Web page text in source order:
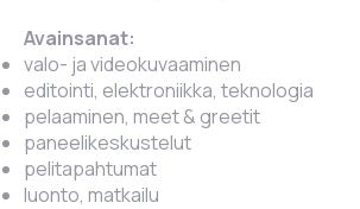
Avainsanat:
valo- ja videokuvaaminen
editointi, elektroniikka, teknologia
pelaaminen, meet & greetit
paneelikeskustelut
pelitapahtumat
luonto, matkailu